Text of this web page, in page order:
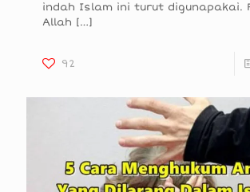
indah Islam ini turut digunapakai.
Allah […]
92